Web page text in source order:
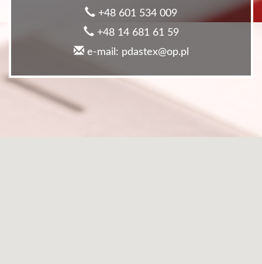
+48 601 534 009
+48 14 681 61 59
e-mail: pdastex@op.pl